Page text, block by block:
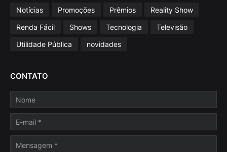
Notícias
Promoções Prêmios
Reality Show
Renda Fácil
Shows Tecnologia
Televisão
Utilidade Pública
novidades
CONTATO